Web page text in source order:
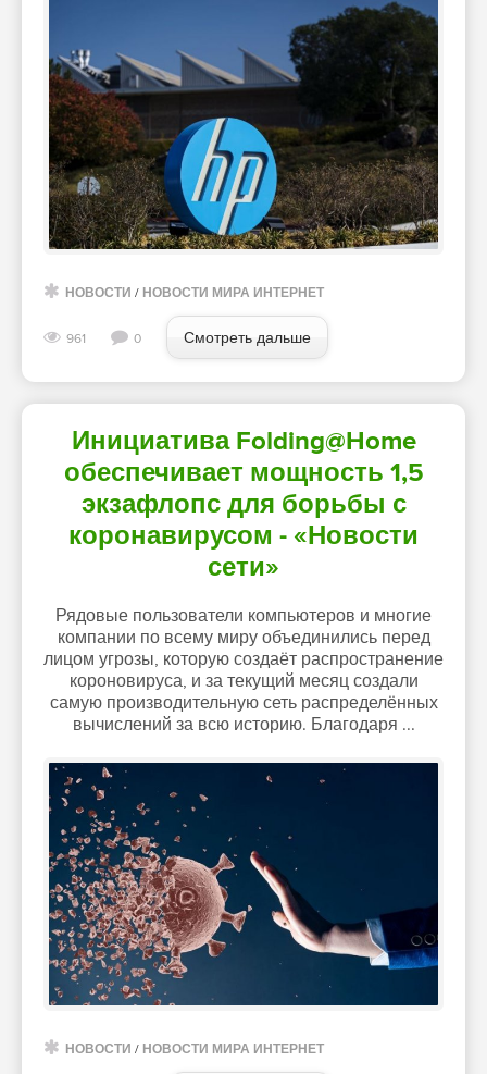
НОВОСТИ / НОВОСТИ МИРА ИНТЕРНЕТ
961 0 Смотреть дальше
Инициатива Folding@Home
обеспечивает мощность 1,5
экзафлопс для борьбы с
коронавирусом - «Новости
сети»
Рядовые пользователи компьютеров и многие
компании по всему миру объединились перед
лицом угрозы, которую создаёт распространение
короновируса, и за текущий месяц создали
самую производительную сеть распределённых
вычислений за всю историю. Благодаря ...
НОВОСТИ / НОВОСТИ МИРА ИНТЕРНЕТ